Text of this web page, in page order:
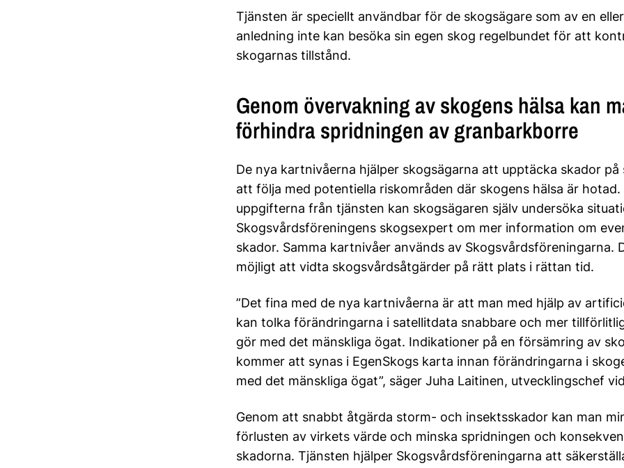
Tjänsten är speciellt användbar för de skogsägare som av en
anledning inte kan besöka sin egen skog regelbundet för att
skogarnas tillstånd.
Genom övervakning av skogens hälsa kan
förhindra spridningen av granbarkborre
De nya kartnivåerna hjälper skogsägarna att upptäcka skador på
att följa med potentiella riskområden där skogens hälsa är hotad.
uppgifterna från tjänsten kan skogsägaren själv undersöka
Skogsvårdsföreningens skogsexpert om mer information om
skador. Samma kartnivåer används av Skogsvårdsföreningarna.
möjligt att vidta skogsvårdsåtgärder på rätt plats i rättan tid.
”Det fina med de nya kartnivåerna är att man med hjälp av
kan tolka förändringarna i satellitdata snabbare och mer
gör med det mänskliga ögat. Indikationer på en försämring av
kommer att synas i EgenSkogs karta innan förändringarna i
med det mänskliga ögat”, säger Juha Laitinen, utvecklingschef
Genom att snabbt åtgärda storm- och insektsskador kan man
förlusten av virkets värde och minska spridningen och
skadorna. Tjänsten hjälper Skogsvårdsföreningarna att